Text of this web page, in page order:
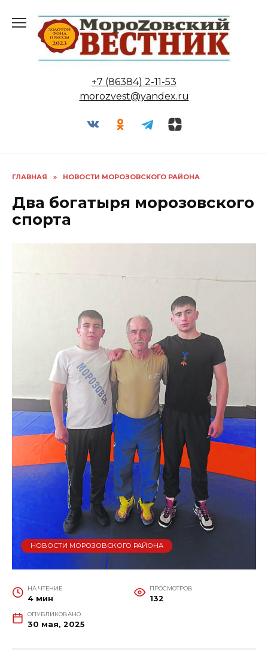
содержанию
+7 (86384) 2-11-53
morozvest@yandex.ru
ГЛАВНАЯ » НОВОСТИ МОРОЗОВСКОГО РАЙОНА
Два богатыря морозовского
спорта
НОВОСТИ МОРОЗОВСКОГО РАЙОНА
НА ЧТЕНИЕ
4 мин
ПРОСМОТРОВ
132
ОПУБЛИКОВАНО
30 мая, 2025